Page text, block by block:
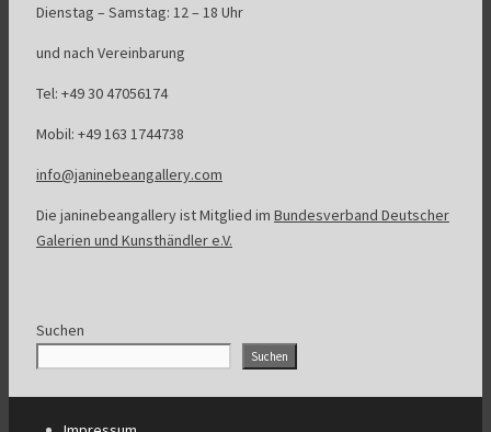
Dienstag – Samstag: 12 – 18 Uhr
und nach Vereinbarung
Tel: +49 30 47056174
Mobil: +49 163 1744738
info@janinebeangallery.com
Die janinebeangallery ist Mitglied im Bundesverband Deutscher
Galerien und Kunsthändler e.V.
Suchen
Suchen